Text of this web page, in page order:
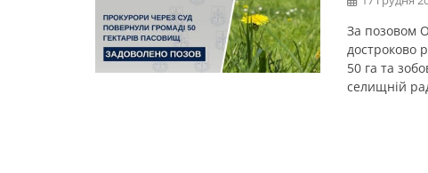
За позовом
достроково
50 га та
селищній